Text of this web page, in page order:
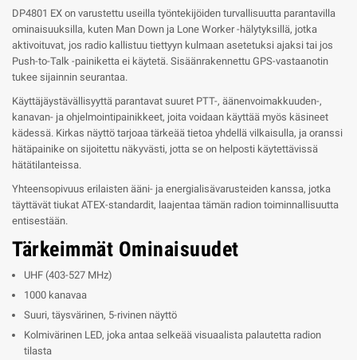
DP4801 EX on varustettu useilla työntekijöiden turvallisuutta parantavilla
ominaisuuksilla, kuten Man Down ja Lone Worker -hälytyksillä, jotka
aktivoituvat, jos radio kallistuu tiettyyn kulmaan asetetuksi ajaksi tai jos
Push-to-Talk -painiketta ei käytetä. Sisäänrakennettu GPS-vastaanotin
tukee sijainnin seurantaa.
Käyttäjäystävällisyyttä parantavat suuret PTT-, äänenvoimakkuuden-,
kanavan- ja ohjelmointipainikkeet, joita voidaan käyttää myös käsineet
kädessä. Kirkas näyttö tarjoaa tärkeää tietoa yhdellä vilkaisulla, ja oranssi
hätäpainike on sijoitettu näkyvästi, jotta se on helposti käytettävissä
hätätilanteissa.
Yhteensopivuus erilaisten ääni- ja energialisävarusteiden kanssa, jotka
täyttävät tiukat ATEX-standardit, laajentaa tämän radion toiminnallisuutta
entisestään.
Tärkeimmät Ominaisuudet
UHF (403-527 MHz)
1000 kanavaa
Suuri, täysvärinen, 5-rivinen näyttö
Kolmivärinen LED, joka antaa selkeää visuaalista palautetta radion
tilasta